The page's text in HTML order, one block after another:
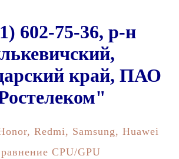
602-75-36, р-н
край, ПАО
Redmi, Samsung, Huawei
CPU/GPU